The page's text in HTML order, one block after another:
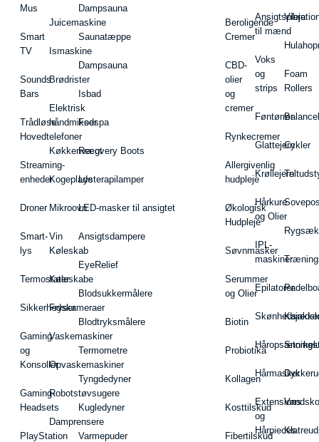
Mus
Smart
TV
Sounds
Bars
Trådløse
Hovedtelefoner
Streaming-
enheder
Droner
Smart-
lys
Termostater
Sikkerhedskameraer
Gaming
og
Konsoller
Gaming-
Headsets
PlayStation
Juicemaskine
Ismaskine
Brødrister
Elektrisk
håndmikser
Køkkenvægt
Kogeplade
Mikroovn
Vin
Køleskab
Køleskabe
Fryser
Vaskemaskiner
Opvaskemaskiner
Robotstøvsugere
Damprensere
Dampsauna
Saunatæppe
Dampsauna
Isbad
Fodspa
Recovery Boots
Lysterapilamper
LED-masker til ansigtet
Ansigtsdampere
EyeRelief
Blodsukkermålere
Blodtryksmålere
Termometre
Tyngdedyner
Kugledyner
Varmepuder
Beroligende
Cremer
CBD-
olier
og
cremer
Rynkecremer
Allergivenlig
hudpleje
Økologisk
Hudpleje
Søvnmasker
Serummer
og Olier
Biotin
Probiotika
Kollagen
Kosttilskud
Fibertilskud
Ansigtspleje
til mænd
Voks
og
strips
Føntørrer
Glattejern
Krøllejern
Hårkure
og Olier
IPL-
maskiner
Epilatorer
Hårmasker
Extensions
og
Hårpieces
Foam
Rollers
Cykler
Vandsko